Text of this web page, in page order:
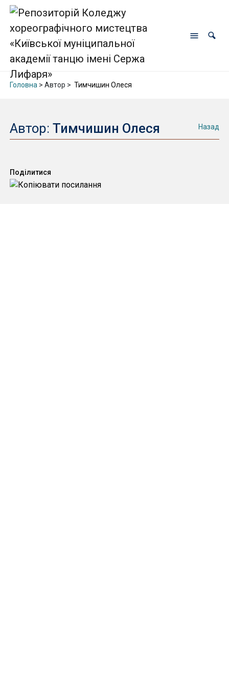
Головна > Автор > Тимчишин Олеся
Автор: Тимчишин Олеся Назад
Поділитися